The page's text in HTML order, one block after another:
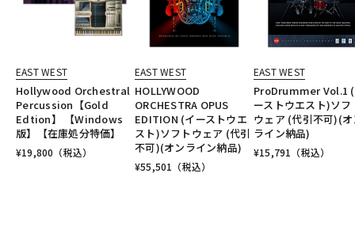
EAST WEST
Hollywood Orchestral
Percussion【Gold
Edtion】 【Windows
版】【在庫処分特価】
¥19,800 （税込）
EAST WEST
HOLLYWOOD
ORCHESTRA OPUS
EDITION (イーストウエ
スト)ソフトウェア (代引
不可)(オンライン納品)
¥55,501 （税込）
EAST WEST
ProDrummer Vol.1
ーストウエスト)ソフ
ウェア (代引不可)(
ライン納品)
¥15,791 （税込）